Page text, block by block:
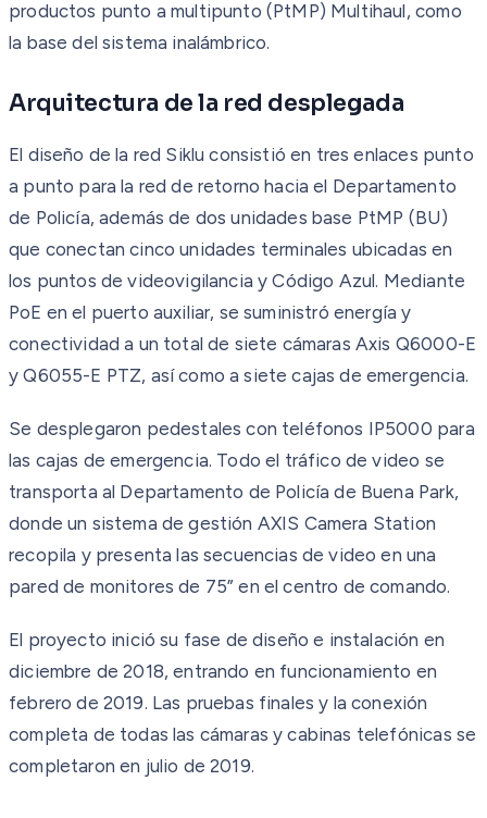
productos punto a multipunto (PtMP) Multihaul, como
la base del sistema inalámbrico.
Arquitectura de la red desplegada
El diseño de la red Siklu consistió en tres enlaces punto
a punto para la red de retorno hacia el Departamento
de Policía, además de dos unidades base PtMP (BU)
que conectan cinco unidades terminales ubicadas en
los puntos de videovigilancia y Código Azul. Mediante
PoE en el puerto auxiliar, se suministró energía y
conectividad a un total de siete cámaras Axis Q6000-E
y Q6055-E PTZ, así como a siete cajas de emergencia.
Se desplegaron pedestales con teléfonos IP5000 para
las cajas de emergencia. Todo el tráfico de video se
transporta al Departamento de Policía de Buena Park,
donde un sistema de gestión AXIS Camera Station
recopila y presenta las secuencias de video en una
pared de monitores de 75” en el centro de comando.
El proyecto inició su fase de diseño e instalación en
diciembre de 2018, entrando en funcionamiento en
febrero de 2019. Las pruebas finales y la conexión
completa de todas las cámaras y cabinas telefónicas se
completaron en julio de 2019.